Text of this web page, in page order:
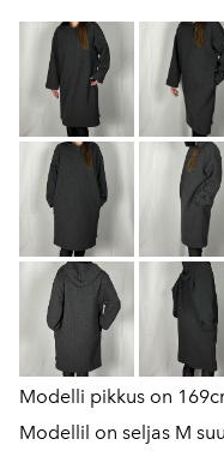
Modelli pikkus on
Modellil on seljas M